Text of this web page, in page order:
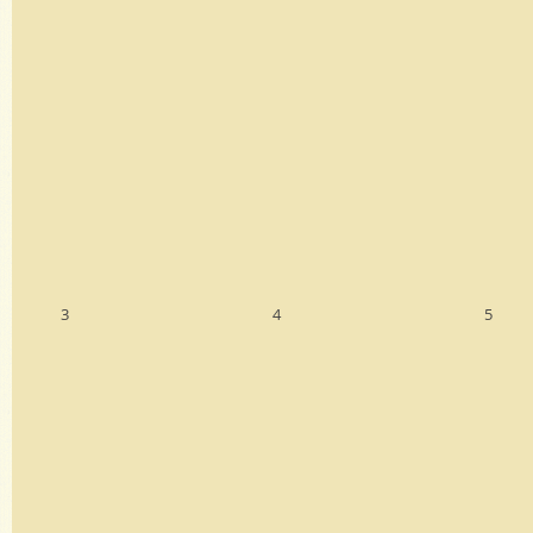
3 4 5